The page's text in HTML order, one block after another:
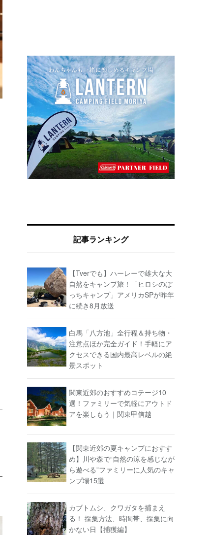
記事ランキング
【Tverでも】ハーレーで雄大な大
自然をキャンプ旅！「ヒロシのぼ
っちキャンプ」アメリカSPが昨年
に続き8月放送
白馬「八方池」全行程＆持ち物・
注意点ほか完全ガイド！手軽にア
クセスできる国内最高レベルの絶
景スポット
関東近郊のおすすめコテージ10
選！ファミリーで気軽にアウトド
アを楽しもう｜関東甲信越
【関東近郊の夏キャンプにおすす
め】川や森で“自然の涼を感じなが
ら遊べる”ファミリーに人気のキャ
ンプ場15選
カブトムシ、クワガタを捕まえ
る！ 採集方法、時間帯、採集に向
かない日【捕獲編】